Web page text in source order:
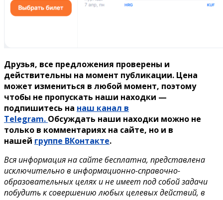
Друзья, все предложения проверены и
действительны на момент публикации. Цена
может измениться в любой момент, поэтому
чтобы не пропускать наши находки —
подпишитесь на наш канал в
Telegram. Обсуждать наши находки можно не
только в комментариях на сайте, но и в
нашей группе ВКонтакте.
Вся информация на сайте бесплатна, представлена
исключительно в информационно-справочно-
образовательных целях и не имеет под собой задачи
побудить к совершению любых целевых действий, в